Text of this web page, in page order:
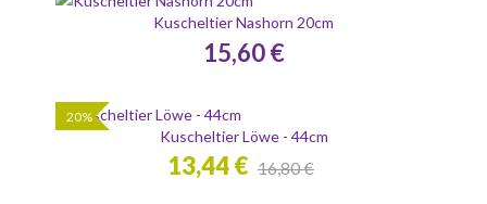
Kuscheltier Nashorn 20cm
15,60 €
20%
Kuscheltier Löwe - 44cm
13,44 € 16,80 €